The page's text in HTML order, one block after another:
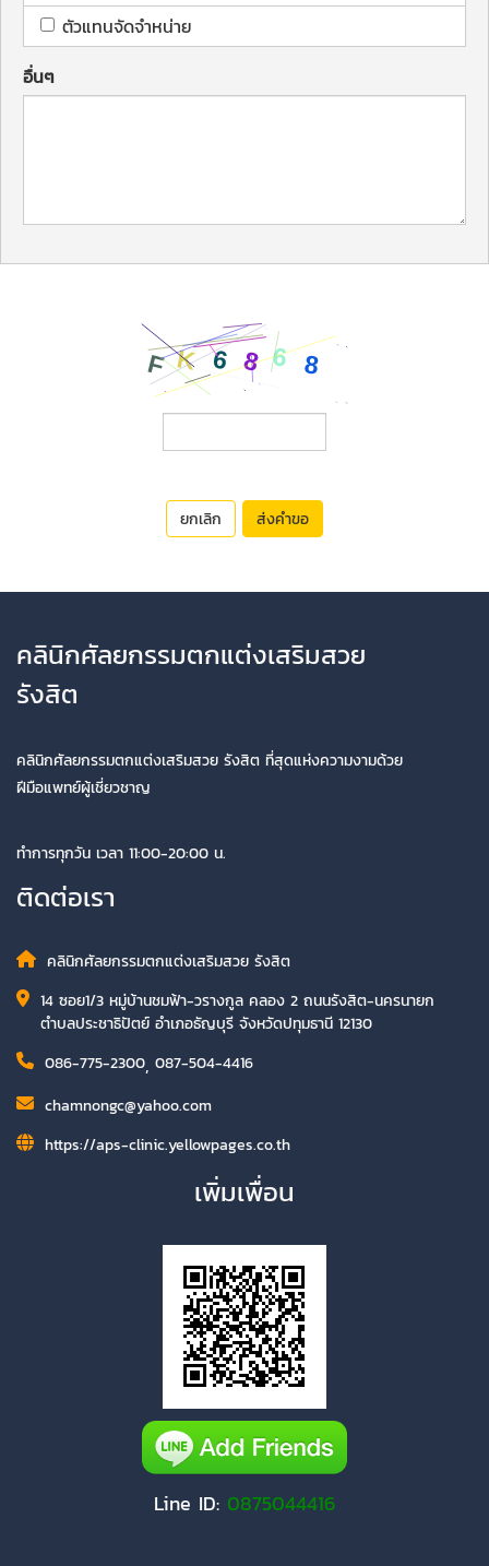
ตัวแทนจัดจำหน่าย
อื่นๆ
ยกเลิก ส่งคำขอ
คลินิกศัลยกรรมตกแต่งเสริมสวย
รังสิต
คลินิกศัลยกรรมตกแต่งเสริมสวย รังสิต ที่สุดแห่งความงามด้วย
ฝีมือแพทย์ผู้เชี่ยวชาญ
ทำการทุกวัน เวลา 11:00-20:00 น.
ติดต่อเรา
คลินิกศัลยกรรมตกแต่งเสริมสวย รังสิต
14 ซอย1/3 หมู่บ้านชมฟ้า-วรางกูล คลอง 2 ถนนรังสิต-นครนายก
ตำบลประชาธิปัตย์ อำเภอธัญบุรี จังหวัดปทุมธานี 12130
086-775-2300, 087-504-4416
chamnongc@yahoo.com
https://aps-clinic.yellowpages.co.th
เพิ่มเพื่อน
Line ID: 0875044416